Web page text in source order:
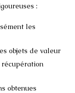
:
les
objets de valeur
obtenues